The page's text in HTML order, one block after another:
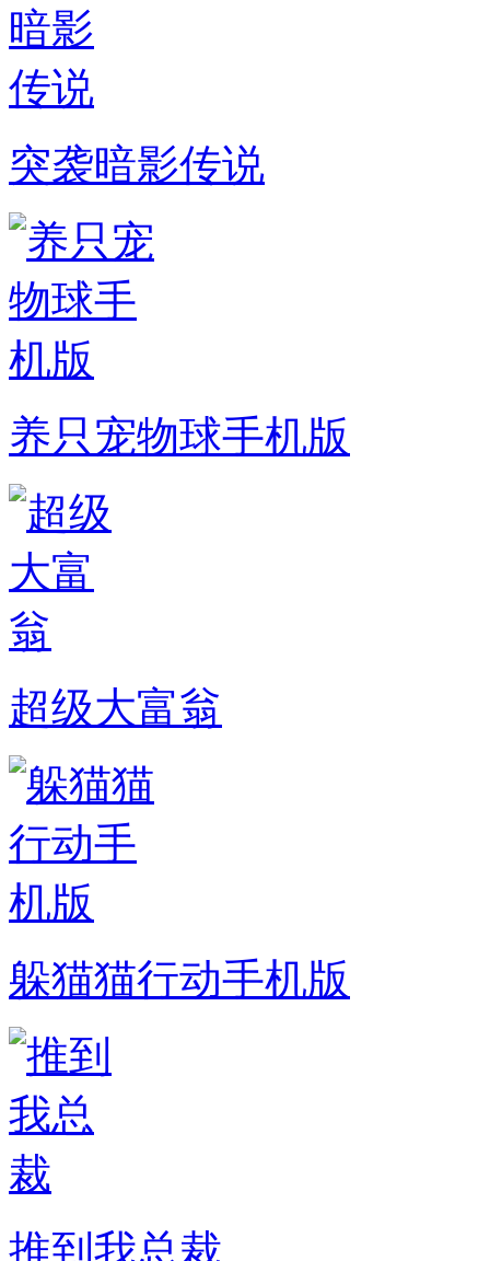
突袭暗影传说
养只宠物球手机版
超级大富翁
躲猫猫行动手机版
推到我总裁